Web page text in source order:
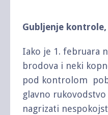
Gubljenje
Iako je 1. februara
brodova i neki
pod kontrolom
glavno
nagrizati